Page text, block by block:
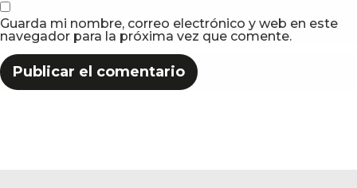
Guarda mi nombre, correo electrónico y web en este
navegador para la próxima vez que comente.